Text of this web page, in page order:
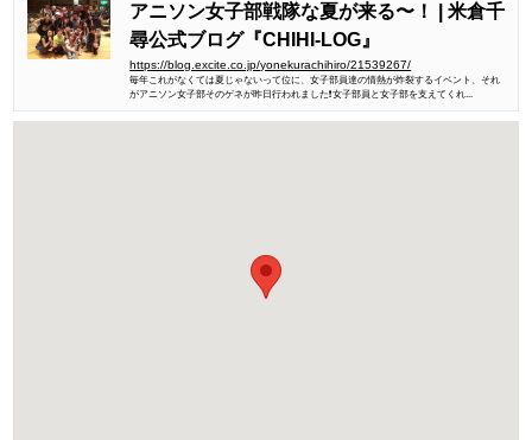
アニソン女子部戦隊な夏が来る〜！ | 米倉千
尋公式ブログ『CHIHI-LOG』
https://blog.excite.co.jp/yonekurachihiro/21539267/
毎年これがなくては夏じゃないって位に、女子部員達の情熱が炸裂するイベント、それ
がアニソン女子部そのゲネが昨日行われました❗️女子部員と女子部を支えてくれ...